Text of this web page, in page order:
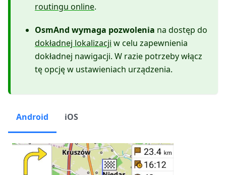
routingu online.
OsmAnd wymaga pozwolenia na dostęp do
dokładnej lokalizacji w celu zapewnienia
dokładnej nawigacji. W razie potrzeby włącz
tę opcję w ustawieniach urządzenia.
Android iOS